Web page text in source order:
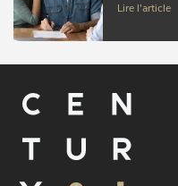
Lire l'article